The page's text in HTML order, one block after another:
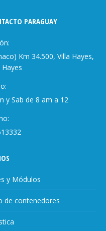
PARAGUAY
Km 34.500, Villa Hayes,
y Sab de 8 am a 12
y Módulos
de contenedores